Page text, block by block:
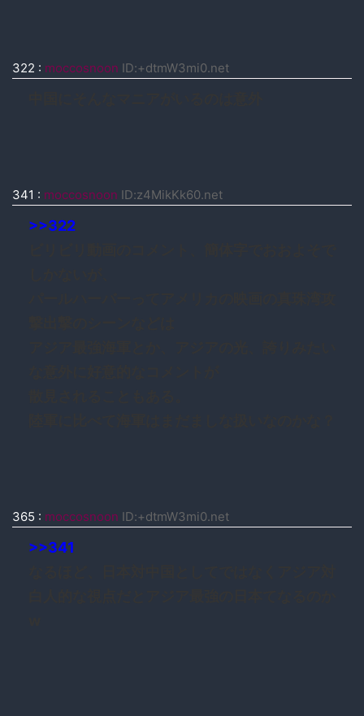
322 : moccosnoon ID:+dtmW3mi0.net
341 : moccosnoon ID:z4MikKk60.net
>>322
365 : moccosnoon ID:+dtmW3mi0.net
>>341